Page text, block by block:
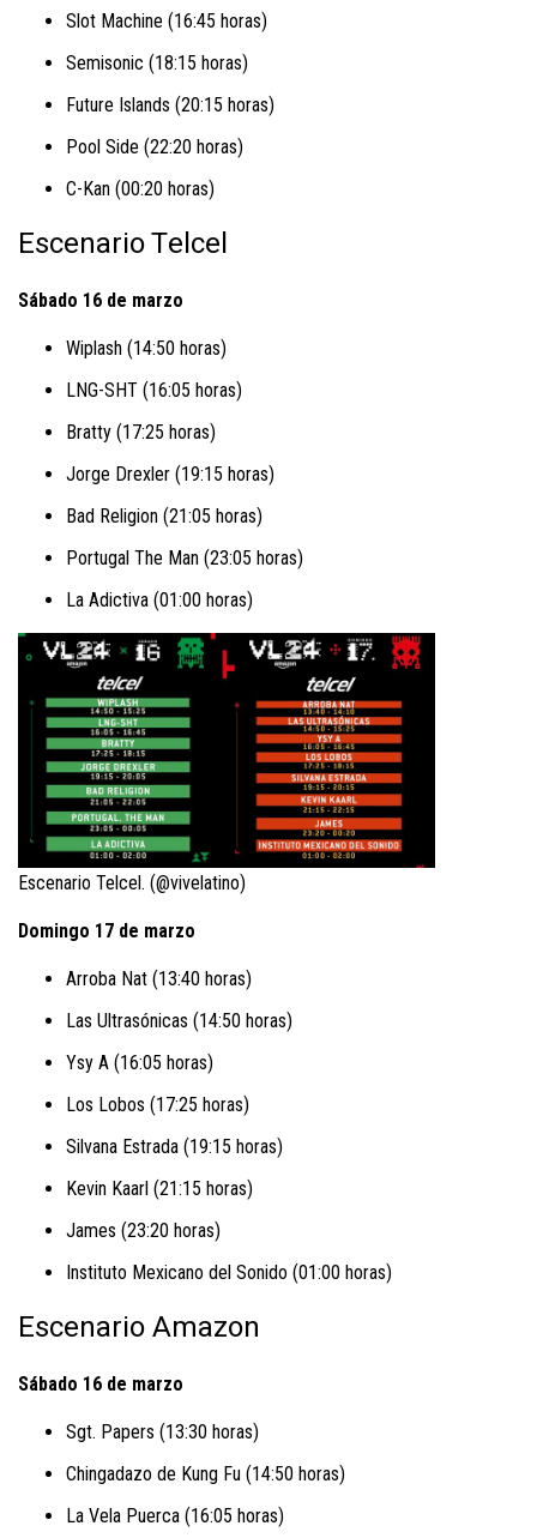
Slot Machine (16:45 horas)
Semisonic (18:15 horas)
Future Islands (20:15 horas)
Pool Side (22:20 horas)
C-Kan (00:20 horas)
Escenario Telcel
Sábado 16 de marzo
Wiplash (14:50 horas)
LNG-SHT (16:05 horas)
Bratty (17:25 horas)
Jorge Drexler (19:15 horas)
Bad Religion (21:05 horas)
Portugal The Man (23:05 horas)
La Adictiva (01:00 horas)
Escenario Telcel. (@vivelatino)
Domingo 17 de marzo
Arroba Nat (13:40 horas)
Las Ultrasónicas (14:50 horas)
Ysy A (16:05 horas)
Los Lobos (17:25 horas)
Silvana Estrada (19:15 horas)
Kevin Kaarl (21:15 horas)
James (23:20 horas)
Instituto Mexicano del Sonido (01:00 horas)
Escenario Amazon
Sábado 16 de marzo
Sgt. Papers (13:30 horas)
Chingadazo de Kung Fu (14:50 horas)
La Vela Puerca (16:05 horas)